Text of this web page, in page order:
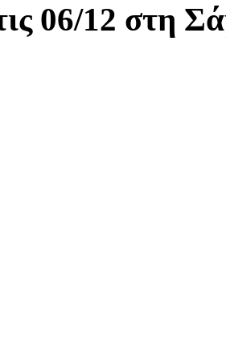
06/12 στη